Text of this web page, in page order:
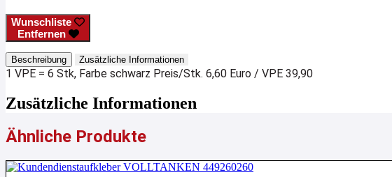
Wunschliste
Entfernen
Beschreibung Zusätzliche Informationen
1 VPE = 6 Stk, Farbe schwarz Preis/Stk. 6,60 Euro / VPE 39,90
Zusätzliche Informationen
Ähnliche Produkte